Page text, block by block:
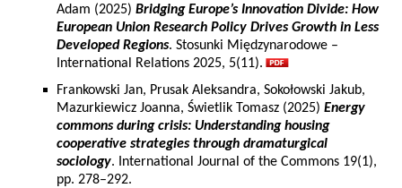
Adam (2025) Bridging Europe’s Innovation Divide: How
European Union Research Policy Drives Growth in Less
Developed Regions. Stosunki Międzynarodowe –
International Relations 2025, 5(11).
Frankowski Jan, Prusak Aleksandra, Sokołowski Jakub,
Mazurkiewicz Joanna, Świetlik Tomasz (2025) Energy
commons during crisis: Understanding housing
cooperative strategies through dramaturgical
sociology. International Journal of the Commons 19(1),
pp. 278–292.